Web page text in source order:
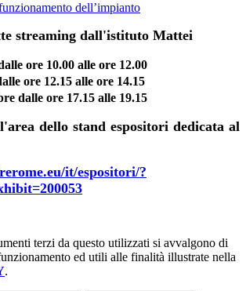
dell’impianto
streaming dall'istituto Mattei
ore 10.00 alle ore 12.00
ore 12.15 alle ore 14.15
dalle ore 17.15 alle 19.15
dello stand espositori dedicata al
it/espositori/?
terzi da questo utilizzati si avvalgono di
ed utili alle finalità illustrate nella
.